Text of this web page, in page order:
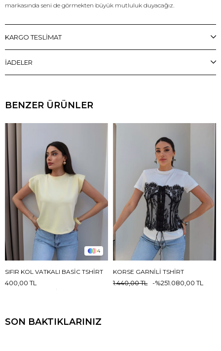
markasında seni de görmekten büyük mutluluk duyacağız.
KARGO TESLİMAT
İADELER
BENZER ÜRÜNLER
4
SIFIR KOL VATKALI BASIC TSHIRT
400,00 TL
KORSE GARNILI TSHIRT
1.080,00 TL
%25
1.440,00 TL
SON BAKTIKLARINIZ